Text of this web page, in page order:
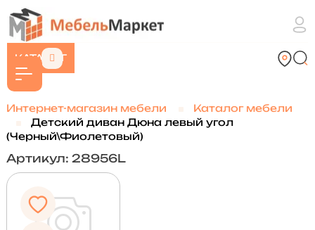
КАТАЛОГ
Интернет-магазин мебели
Каталог мебели
Детский диван Дюна левый угол
(Черный\Фиолетовый)
Артикул: 28956L